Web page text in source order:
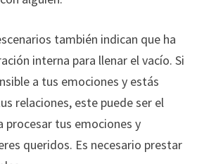
también indican que ha
interna para llenar el vacío. Si
a tus emociones y estás
relaciones, este puede ser el
tus emociones y
queridos. Es necesario prestar